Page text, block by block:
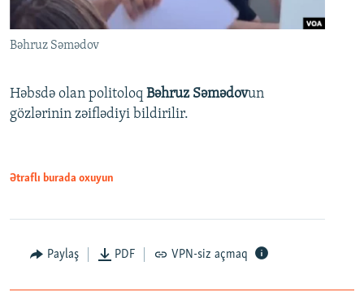
Bəhruz Səmədov
Həbsdə olan politoloq Bəhruz Səmədovun
gözlərinin zəiflədiyi bildirilir.
Ətraflı burada oxuyun
Paylaş PDF VPN-siz açmaq